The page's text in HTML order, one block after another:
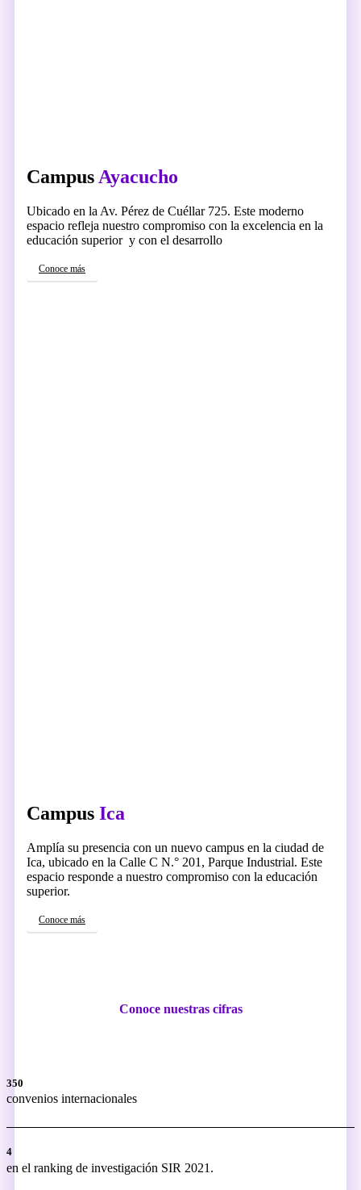
Campus Ayacucho
Ubicado en la Av. Pérez de Cuéllar 725. Este moderno
espacio refleja nuestro compromiso con la excelencia en la
educación superior y con el desarrollo
Conoce más
Campus Ica
Amplía su presencia con un nuevo campus en la ciudad de
Ica, ubicado en la Calle C N.° 201, Parque Industrial. Este
espacio responde a nuestro compromiso con la educación
superior.
Conoce más
Conoce nuestras cifras
350
convenios internacionales
4
en el ranking de investigación SIR 2021.